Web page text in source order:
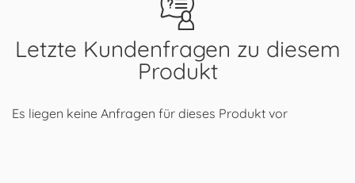
Letzte Kundenfragen zu diesem
Produkt
Es liegen keine Anfragen für dieses Produkt vor